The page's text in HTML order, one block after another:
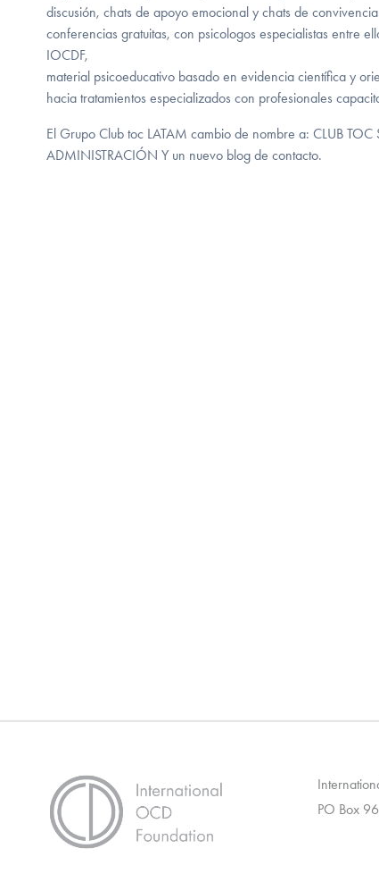
discusión, chats de apoyo emocional y chats de
conferencias gratuitas, con psicologos especialistas entre
IOCDF,
material psicoeducativo basado en evidencia científica y
hacia tratamientos especializados con profesionales
El Grupo Club toc LATAM cambio de nombre a: CLUB
ADMINISTRACIÓN Y un nuevo blog de contacto.
PO Box